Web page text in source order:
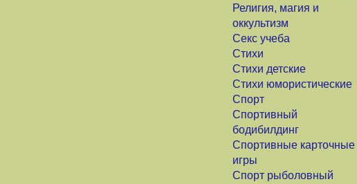
Религия, магия и
оккультизм
Секс учеба
Стихи
Стихи детские
Стихи юмористические
Спорт
Спортивный
бодибилдинг
Спортивные карточные
игры
Спорт рыболовный